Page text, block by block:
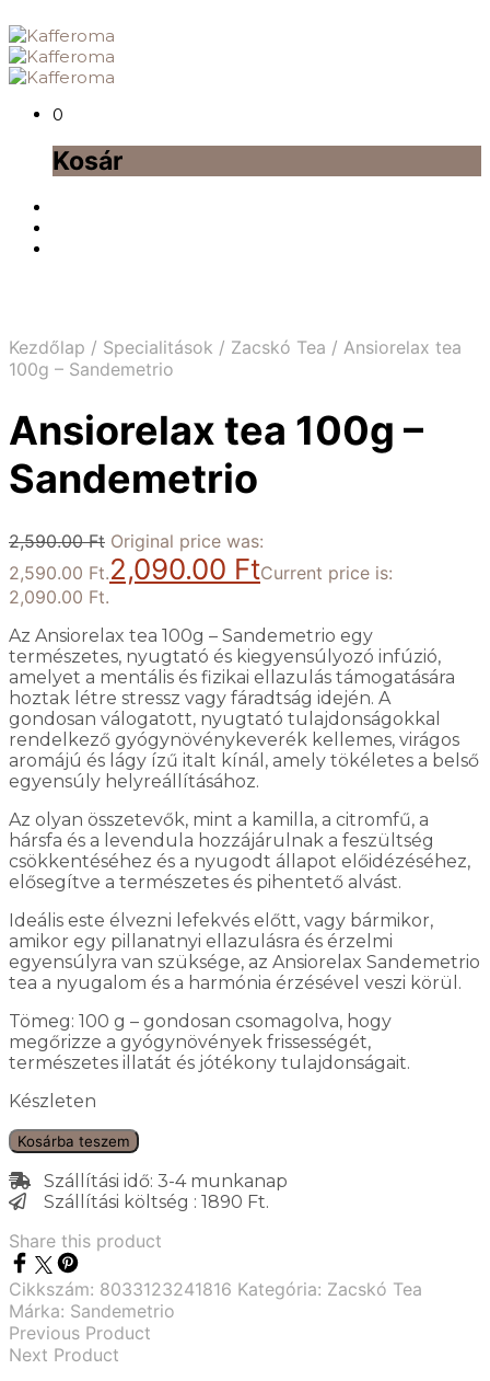
0
Kosár
Kezdőlap / Specialitások / Zacskó Tea / Ansiorelax tea
100g – Sandemetrio
Ansiorelax tea 100g –
Sandemetrio
2,590.00Ft Original price was:
2,590.00 Ft.2,090.00 FtCurrent price is:
2,090.00 Ft.
Az Ansiorelax tea 100g – Sandemetrio egy
természetes, nyugtató és kiegyensúlyozó infúzió,
amelyet a mentális és fizikai ellazulás támogatására
hoztak létre stressz vagy fáradtság idején. A
gondosan válogatott, nyugtató tulajdonságokkal
rendelkező gyógynövénykeverék kellemes, virágos
aromájú és lágy ízű italt kínál, amely tökéletes a belső
egyensúly helyreállításához.
Az olyan összetevők, mint a kamilla, a citromfű, a
hársfa és a levendula hozzájárulnak a feszültség
csökkentéséhez és a nyugodt állapot előidézéséhez,
elősegítve a természetes és pihentető alvást.
Ideális este élvezni lefekvés előtt, vagy bármikor,
amikor egy pillanatnyi ellazulásra és érzelmi
egyensúlyra van szüksége, az Ansiorelax Sandemetrio
tea a nyugalom és a harmónia érzésével veszi körül.
Tömeg: 100 g – gondosan csomagolva, hogy
megőrizze a gyógynövények frissességét,
természetes illatát és jótékony tulajdonságait.
Készleten
Kosárba teszem
Szállítási idő: 3-4 munkanap
Szállítási költség : 1890 Ft.
Share this product
Cikkszám: 8033123241816 Kategória: Zacskó Tea
Márka: Sandemetrio
Previous Product
Next Product